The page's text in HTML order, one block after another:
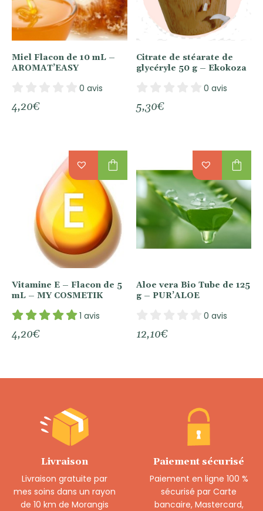
Miel Flacon de 10 mL –
AROMAT’EASY
0 avis
4,20€
Citrate de stéarate de
glycéryle 50 g – Ekokoza
0 avis
5,30€
Vitamine E – Flacon de 5
mL – MY COSMETIK
1 avis
4,20€
shopping_bag
Aloe vera Bio Tube de 125
g – PUR’ALOE
0 avis
12,10€
shopping_bag
Livraison
Livraison gratuite par
mes soins dans un rayon
de 10 km de Morangis
Paiement sécurisé
Paiement en ligne 100 %
sécurisé par Carte
bancaire, Mastercard,